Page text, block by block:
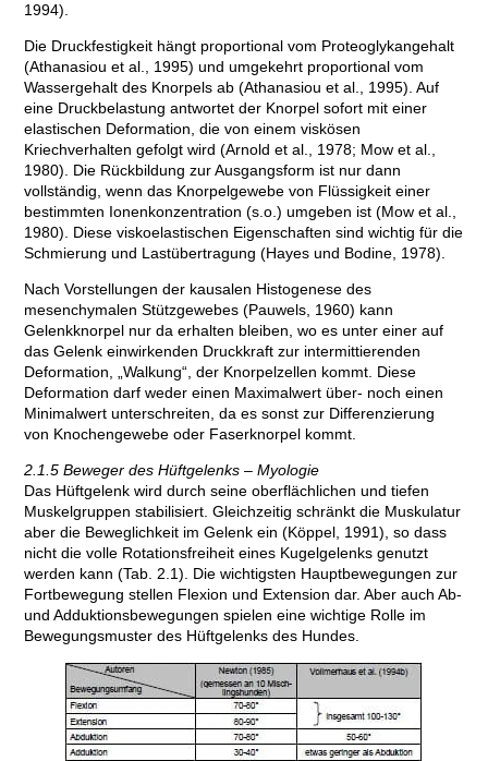
1994).
Die Druckfestigkeit hängt proportional vom Proteoglykangehalt
(Athanasiou et al., 1995) und umgekehrt proportional vom
Wassergehalt des Knorpels ab (Athanasiou et al., 1995). Auf
eine Druckbelastung antwortet der Knorpel sofort mit einer
elastischen Deformation, die von einem viskösen
Kriechverhalten gefolgt wird (Arnold et al., 1978; Mow et al.,
1980). Die Rückbildung zur Ausgangsform ist nur dann
vollständig, wenn das Knorpelgewebe von Flüssigkeit einer
bestimmten Ionenkonzentration (s.o.) umgeben ist (Mow et al.,
1980). Diese viskoelastischen Eigenschaften sind wichtig für die
Schmierung und Lastübertragung (Hayes und Bodine, 1978).
Nach Vorstellungen der kausalen Histogenese des
mesenchymalen Stützgewebes (Pauwels, 1960) kann
Gelenkknorpel nur da erhalten bleiben, wo es unter einer auf
das Gelenk einwirkenden Druckkraft zur intermittierenden
Deformation, „Walkung“, der Knorpelzellen kommt. Diese
Deformation darf weder einen Maximalwert über- noch einen
Minimalwert unterschreiten, da es sonst zur Differenzierung
von Knochengewebe oder Faserknorpel kommt.
2.1.5 Beweger des Hüftgelenks – Myologie
Das Hüftgelenk wird durch seine oberflächlichen und tiefen
Muskelgruppen stabilisiert. Gleichzeitig schränkt die Muskulatur
aber die Beweglichkeit im Gelenk ein (Köppel, 1991), so dass
nicht die volle Rotationsfreiheit eines Kugelgelenks genutzt
werden kann (Tab. 2.1). Die wichtigsten Hauptbewegungen zur
Fortbewegung stellen Flexion und Extension dar. Aber auch Ab-
und Adduktionsbewegungen spielen eine wichtige Rolle im
Bewegungsmuster des Hüftgelenks des Hundes.